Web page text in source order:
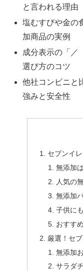
と言われる理由
塩むすびや金の
加商品の実例
成分表示の「／
選び方のコツ
他社コンビニと
強みと安全性
セブンイ
無添加
人気の
無添加
子供に
おすす
厳選！セ
無添加
サラダ